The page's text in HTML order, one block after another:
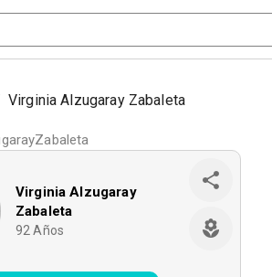
Virginia Alzugaray Zabaleta
Virginia Alzugaray
Zabaleta
92 Años